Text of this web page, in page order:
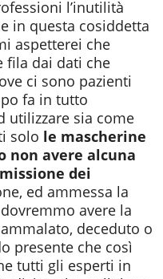
l’inutilità
in questa cosiddetta
aspetterei che
fila dai dati che
ci sono pazienti
fa in tutto
utilizzare sia come
solo le mascherine
non avere alcuna
dei
ed ammessa la
avere la
deceduto o
presente che così
tutti gli esperti in